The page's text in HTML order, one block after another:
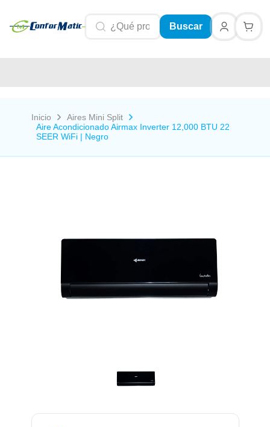
Buscar
Inicio
Aires Mini Split
Aire Acondicionado Airmax Inverter 12,000 BTU 22
SEER WiFi | Negro